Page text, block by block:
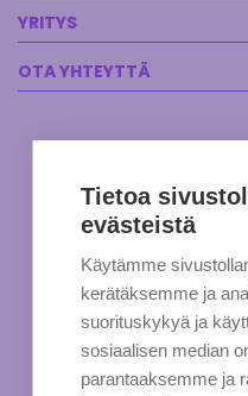
YRITYS
OTA YHTEYTTÄ
Tietoa
evästeistä
Käytämme
kerätäksemme ja
suorituskykyä ja
sosiaalisen median
parantaaksemme ja